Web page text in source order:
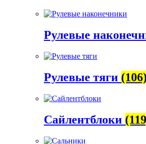
Рулевые
Рулевые тяги (106)
Сайлентблоки